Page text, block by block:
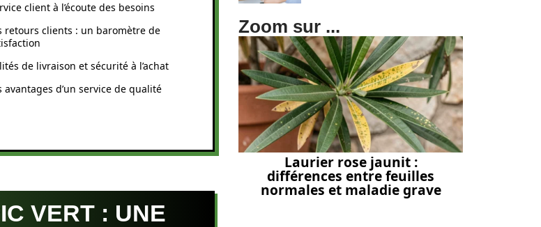
client à l’écoute des besoins
retours clients : un baromètre de
de livraison et sécurité à l’achat
avantages d’un service de qualité
VERT : UNE
Zoom sur ...
Laurier rose jaunit :
différences entre feuilles
normales et maladie grave